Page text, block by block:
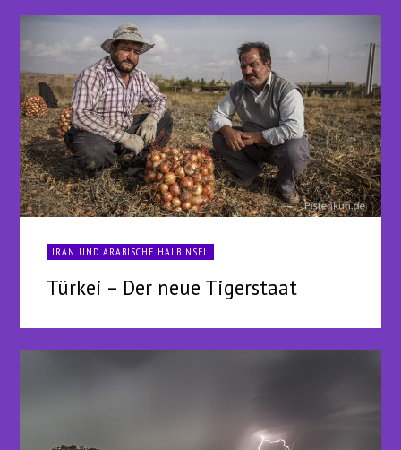
IRAN UND ARABISCHE HALBINSEL
Türkei – Der neue Tigerstaat